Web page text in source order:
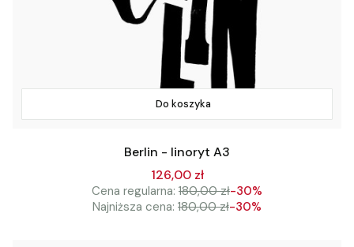
Do koszyka
Berlin - linoryt A3
126,00 zł
Cena regularna: 180,00 zł-30%
Najniższa cena: 180,00 zł-30%